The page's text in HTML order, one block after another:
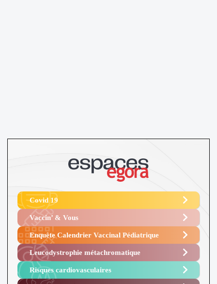
Covid 19
Vaccin’ & Vous
Enquête Calendrier Vaccinal Pédiatrique
Leucodystrophie métachromatique
Risques cardiovasculaires